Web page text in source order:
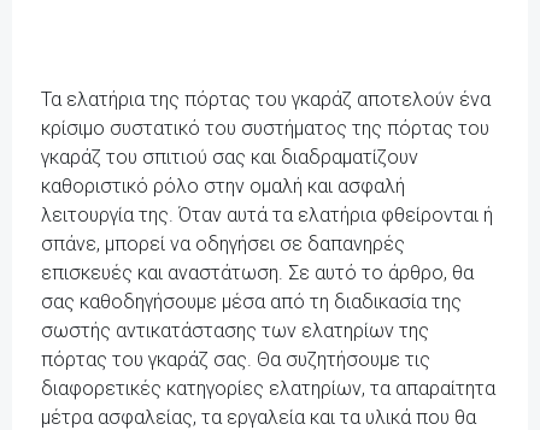
Τα ελατήρια της πόρτας του γκαράζ αποτελούν ένα
κρίσιμο συστατικό του συστήματος της πόρτας του
γκαράζ του σπιτιού σας και διαδραματίζουν
καθοριστικό ρόλο στην ομαλή και ασφαλή
λειτουργία της. Όταν αυτά τα ελατήρια φθείρονται ή
σπάνε, μπορεί να οδηγήσει σε δαπανηρές
επισκευές και αναστάτωση. Σε αυτό το άρθρο, θα
σας καθοδηγήσουμε μέσα από τη διαδικασία της
σωστής αντικατάστασης των ελατηρίων της
πόρτας του γκαράζ σας. Θα συζητήσουμε τις
διαφορετικές κατηγορίες ελατηρίων, τα απαραίτητα
μέτρα ασφαλείας, τα εργαλεία και τα υλικά που θα